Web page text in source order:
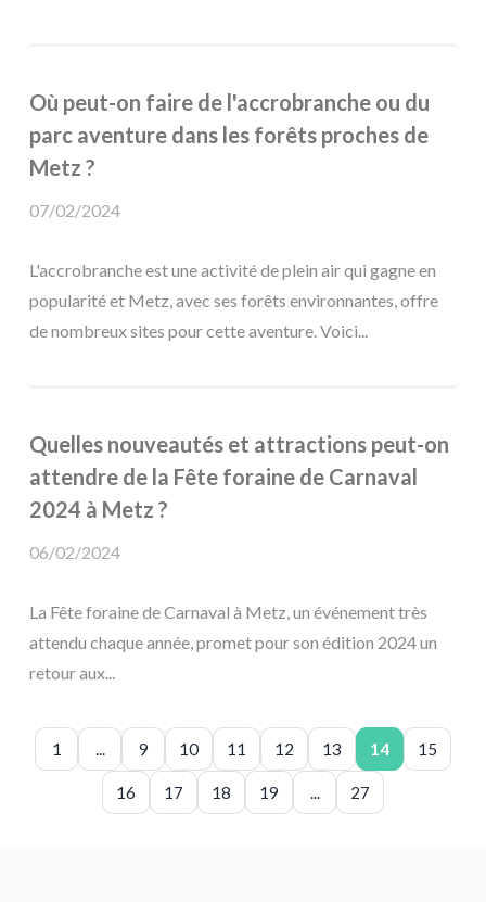
Où peut-on faire de l'accrobranche ou du
parc aventure dans les forêts proches de
Metz ?
07/02/2024
L'accrobranche est une activité de plein air qui gagne en
popularité et Metz, avec ses forêts environnantes, offre
de nombreux sites pour cette aventure. Voici...
Quelles nouveautés et attractions peut-on
attendre de la Fête foraine de Carnaval
2024 à Metz ?
06/02/2024
La Fête foraine de Carnaval à Metz, un événement très
attendu chaque année, promet pour son édition 2024 un
retour aux...
1 ... 9 10 11 12 13 14 15
16 17 18 19 ... 27